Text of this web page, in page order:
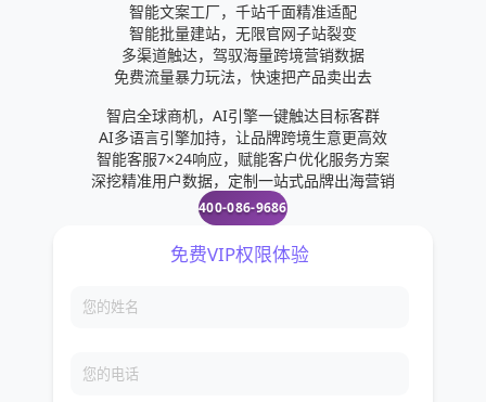
智能文案工厂，千站千面精准适配
智能批量建站，无限官网子站裂变
多渠道触达，驾驭海量跨境营销数据
免费流量暴力玩法，快速把产品卖出去
智启全球商机，AI引擎一键触达目标客群
AI多语言引擎加持，让品牌跨境生意更高效
智能客服7×24响应，赋能客户优化服务方案
深挖精准用户数据，定制一站式品牌出海营销
400-086-9686